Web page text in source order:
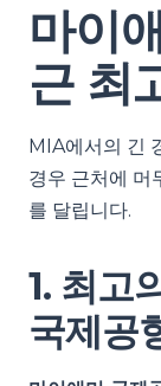
마이
근 최
MIA에서의 긴
경우 근처에 머
를 달립니다.
1. 최고
국제공